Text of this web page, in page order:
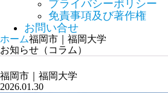
プライバシーポリシー
免責事項及び著作権
お問い合せ
ホーム福岡市｜福岡大学
お知らせ（コラム）
福岡市｜福岡大学
2026.01.30